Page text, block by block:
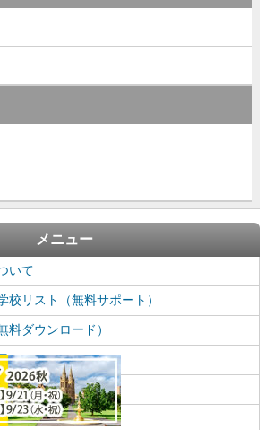
メニュー
いて
校リスト（無料サポート）
料ダウンロード）